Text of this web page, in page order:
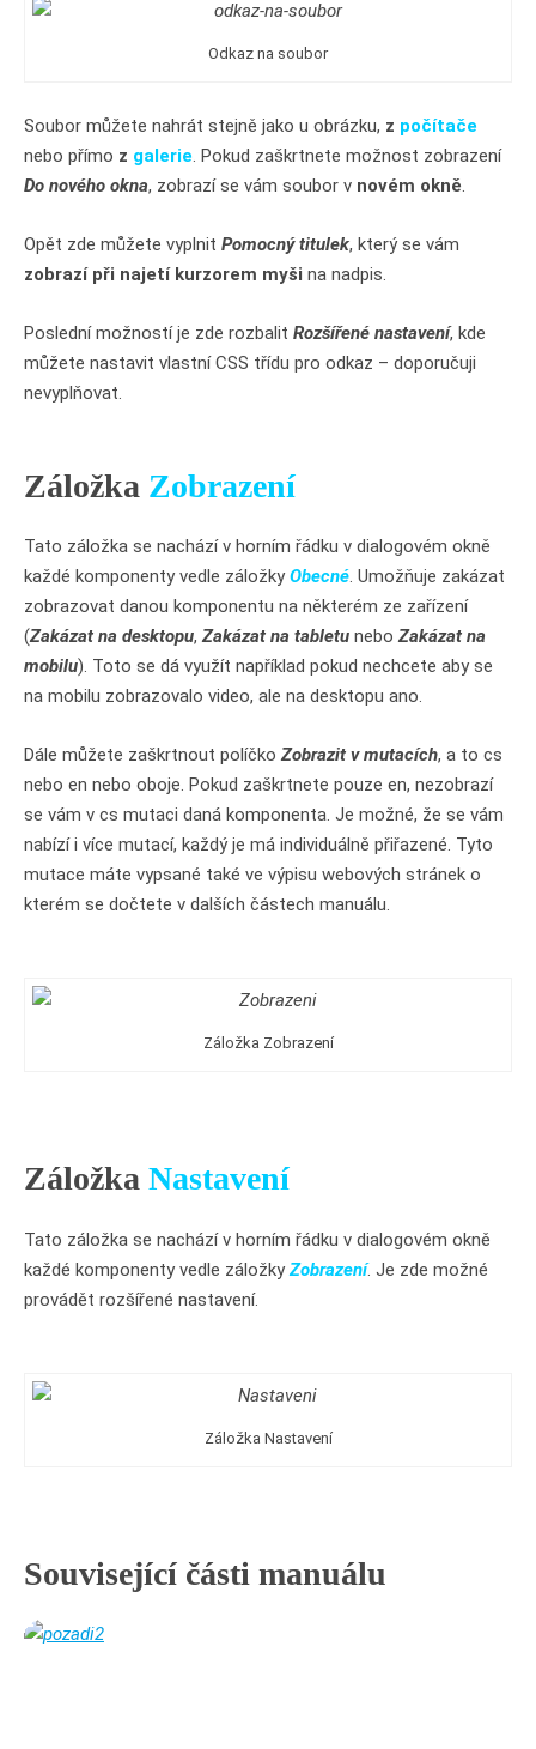
Odkaz na soubor
Soubor můžete nahrát stejně jako u obrázku, z počítače
nebo přímo z galerie . Pokud zaškrtnete možnost zobrazení
Do nového okna, zobrazí se vám soubor v novém okně
Opět zde můžete vyplnit Pomocný titulek, který se vám
zobrazí při najetí kurzorem myši na nadpis.
Poslední možností je zde rozbalit Rozšířené nastavení, kde
můžete nastavit vlastní CSS třídu pro odkaz – doporučuji
nevyplňovat.
Záložka Zobrazení
Tato záložka se nachází v horním řádku v dialogovém okně
každé komponenty vedle záložkyObecné. Umožňuje zakázat
zobrazovat danou komponentu na některém ze zařízení
(Zakázat na desktopu, Zakázat na tabletu nebo Zakázat na
mobilu). Toto se dá využít například pokud nechcete aby se
na mobilu zobrazovalo video, ale na desktopu ano.
Dále můžete zaškrtnout políčkoZobrazit v mutacích, a to cs
nebo en nebo oboje. Pokud zaškrtnete pouze en, nezobrazí
se vám v cs mutaci daná komponenta. Je možné, že se vám
nabízí i více mutací, každý je má individuálně přiřazené. Tyto
mutace máte vypsané také ve výpisu webových stránek o
kterém se dočtete v dalších částech manuálu.
Záložka Zobrazení
Záložka Nastavení
Tato záložka se nachází v horním řádku v dialogovém okně
každé komponenty vedle záložkyZobrazení. Je zde možné
provádět rozšířené nastavení.
Záložka Nastavení
Související části manuálu